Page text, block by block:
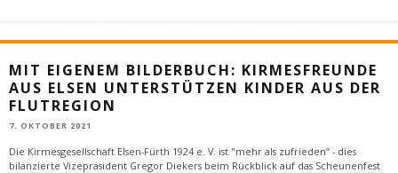
MIT EIGENEM BILDERBUCH: KIRMESFREUNDE
AUS ELSEN UNTERSTÜTZEN KINDER AUS DER
FLUTREGION
7. OKTOBER 2021
Die Kirmesgesellschaft Elsen-Fürth 1924 e. V. ist "mehr als zufrieden“ - dies
bilanzierte Vizepräsident Gregor Diekers beim Rückblick auf das Scheunenfest